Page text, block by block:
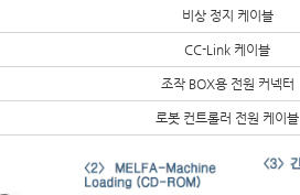
비상 정지 케이블
CC-Link 케이블
조작 BOX용 전원 커넥터
로봇 컨트롤러 전원 케이블